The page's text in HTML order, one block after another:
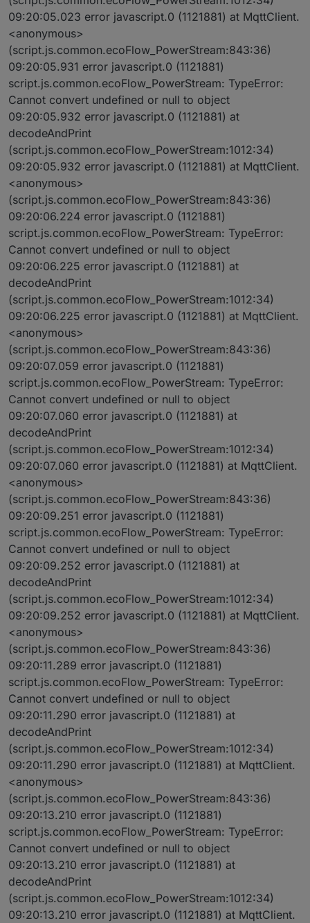
09:20:05.023 error javascript.0 (1121881) at MqttClient.
<anonymous>
(script.js.common.ecoFlow_PowerStream:843:36)
09:20:05.931 error javascript.0 (1121881)
script.js.common.ecoFlow_PowerStream: TypeError:
Cannot convert undefined or null to object
09:20:05.932 error javascript.0 (1121881) at
decodeAndPrint
(script.js.common.ecoFlow_PowerStream:1012:34)
09:20:05.932 error javascript.0 (1121881) at MqttClient.
<anonymous>
(script.js.common.ecoFlow_PowerStream:843:36)
09:20:06.224 error javascript.0 (1121881)
script.js.common.ecoFlow_PowerStream: TypeError:
Cannot convert undefined or null to object
09:20:06.225 error javascript.0 (1121881) at
decodeAndPrint
(script.js.common.ecoFlow_PowerStream:1012:34)
09:20:06.225 error javascript.0 (1121881) at MqttClient.
<anonymous>
(script.js.common.ecoFlow_PowerStream:843:36)
09:20:07.059 error javascript.0 (1121881)
script.js.common.ecoFlow_PowerStream: TypeError:
Cannot convert undefined or null to object
09:20:07.060 error javascript.0 (1121881) at
decodeAndPrint
(script.js.common.ecoFlow_PowerStream:1012:34)
09:20:07.060 error javascript.0 (1121881) at MqttClient.
<anonymous>
(script.js.common.ecoFlow_PowerStream:843:36)
09:20:09.251 error javascript.0 (1121881)
script.js.common.ecoFlow_PowerStream: TypeError:
Cannot convert undefined or null to object
09:20:09.252 error javascript.0 (1121881) at
decodeAndPrint
(script.js.common.ecoFlow_PowerStream:1012:34)
09:20:09.252 error javascript.0 (1121881) at MqttClient.
<anonymous>
(script.js.common.ecoFlow_PowerStream:843:36)
09:20:11.289 error javascript.0 (1121881)
script.js.common.ecoFlow_PowerStream: TypeError:
Cannot convert undefined or null to object
09:20:11.290 error javascript.0 (1121881) at
decodeAndPrint
(script.js.common.ecoFlow_PowerStream:1012:34)
09:20:11.290 error javascript.0 (1121881) at MqttClient.
<anonymous>
(script.js.common.ecoFlow_PowerStream:843:36)
09:20:13.210 error javascript.0 (1121881)
script.js.common.ecoFlow_PowerStream: TypeError:
Cannot convert undefined or null to object
09:20:13.210 error javascript.0 (1121881) at
decodeAndPrint
(script.js.common.ecoFlow_PowerStream:1012:34)
09:20:13.210 error javascript.0 (1121881) at MqttClient.